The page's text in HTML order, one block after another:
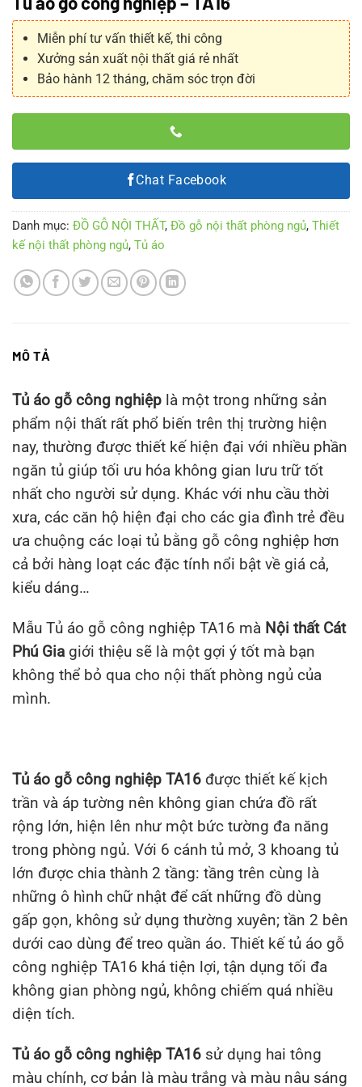
Miễn phí tư vấn thiết kế, thi công
Xưởng sản xuất nội thất giá rẻ nhất
Bảo hành 12 tháng, chăm sóc trọn đời
Chat Facebook
Danh mục: ĐỒ GỖ NỘI THẤT, Đồ gỗ nội thất phòng ngủ, Thiết
kế nội thất phòng ngủ, Tủ áo
MÔ TẢ
Tủ áo gỗ công nghiệp là một trong những sản
phẩm nội thất rất phổ biến trên thị trường hiện
nay, thường được thiết kế hiện đại với nhiều phần
ngăn tủ giúp tối ưu hóa không gian lưu trữ tốt
nhất cho người sử dụng. Khác với nhu cầu thời
xưa, các căn hộ hiện đại cho các gia đình trẻ đều
ưa chuộng các loại tủ bằng gỗ công nghiệp hơn
cả bởi hàng loạt các đặc tính nổi bật về giá cả,
kiểu dáng…
Mẫu Tủ áo gỗ công nghiệp TA16 mà Nội thất Cát
Phú Gia giới thiệu sẽ là một gợi ý tốt mà bạn
không thể bỏ qua cho nội thất phòng ngủ của
mình.
Tủ áo gỗ công nghiệp TA16 được thiết kế kịch
trần và áp tường nên không gian chứa đồ rất
rộng lớn, hiện lên như một bức tường đa năng
trong phòng ngủ. Với 6 cánh tủ mở, 3 khoang tủ
lớn được chia thành 2 tầng: tầng trên cùng là
những ô hình chữ nhật để cất những đồ dùng
gấp gọn, không sử dụng thường xuyên; tần 2 bên
dưới cao dùng để treo quần áo. Thiết kế tủ áo gỗ
công nghiệp TA16 khá tiện lợi, tận dụng tối đa
không gian phòng ngủ, không chiếm quá nhiều
diện tích.
Tủ áo gỗ công nghiệp TA16 sử dụng hai tông
màu chính, cơ bản là màu trắng và màu nâu sáng